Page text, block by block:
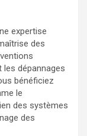
expertise
des
dépannages
bénéficiez
le
des systèmes
des